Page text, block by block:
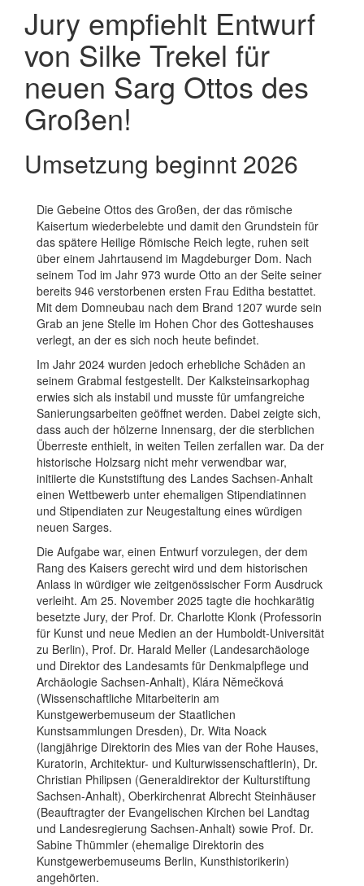
Jury empfiehlt Entwurf
von Silke Trekel für
neuen Sarg Ottos des
Großen!
Umsetzung beginnt 2026
Die Gebeine Ottos des Großen, der das römische
Kaisertum wiederbelebte und damit den Grundstein für
das spätere Heilige Römische Reich legte, ruhen seit
über einem Jahrtausend im Magdeburger Dom. Nach
seinem Tod im Jahr 973 wurde Otto an der Seite seiner
bereits 946 verstorbenen ersten Frau Editha bestattet.
Mit dem Domneubau nach dem Brand 1207 wurde sein
Grab an jene Stelle im Hohen Chor des Gotteshauses
verlegt, an der es sich noch heute befindet.
Im Jahr 2024 wurden jedoch erhebliche Schäden an
seinem Grabmal festgestellt. Der Kalksteinsarkophag
erwies sich als instabil und musste für umfangreiche
Sanierungsarbeiten geöffnet werden. Dabei zeigte sich,
dass auch der hölzerne Innensarg, der die sterblichen
Überreste enthielt, in weiten Teilen zerfallen war. Da der
historische Holzsarg nicht mehr verwendbar war,
initiierte die Kunststiftung des Landes Sachsen-Anhalt
einen Wettbewerb unter ehemaligen Stipendiatinnen
und Stipendiaten zur Neugestaltung eines würdigen
neuen Sarges.
Die Aufgabe war, einen Entwurf vorzulegen, der dem
Rang des Kaisers gerecht wird und dem historischen
Anlass in würdiger wie zeitgenössischer Form Ausdruck
verleiht. Am 25. November 2025 tagte die hochkarätig
besetzte Jury, der Prof. Dr. Charlotte Klonk (Professorin
für Kunst und neue Medien an der Humboldt-Universität
zu Berlin), Prof. Dr. Harald Meller (Landesarchäologe
und Direktor des Landesamts für Denkmalpflege und
Archäologie Sachsen-Anhalt), Klára Němečková
(Wissenschaftliche Mitarbeiterin am
Kunstgewerbemuseum der Staatlichen
Kunstsammlungen Dresden), Dr. Wita Noack
(langjährige Direktorin des Mies van der Rohe Hauses,
Kuratorin, Architektur- und Kulturwissenschaftlerin), Dr.
Christian Philipsen (Generaldirektor der Kulturstiftung
Sachsen-Anhalt), Oberkirchenrat Albrecht Steinhäuser
(Beauftragter der Evangelischen Kirchen bei Landtag
und Landesregierung Sachsen-Anhalt) sowie Prof. Dr.
Sabine Thümmler (ehemalige Direktorin des
Kunstgewerbemuseums Berlin, Kunsthistorikerin)
angehörten.